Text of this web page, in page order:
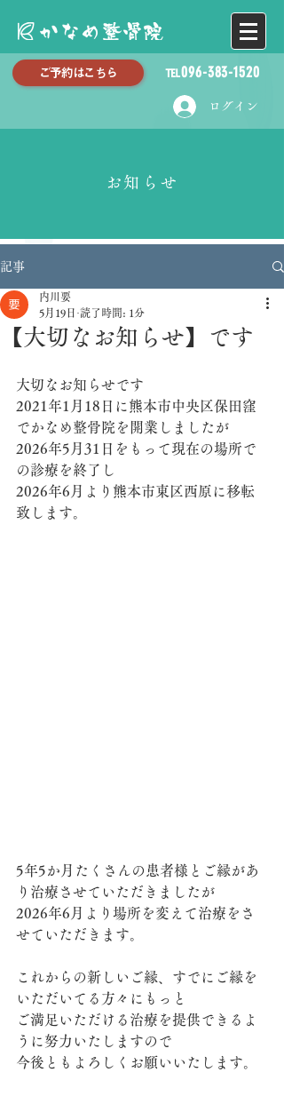
ご予約はこちら ℡096-383-1520
ログイン
お知らせ
記事
【大切なお知らせ】です
内川要
5月19日 読了時間: 1分
大切なお知らせです
2021年1月18日に熊本市中央区保田窪
でかなめ整骨院を開業しましたが
2026年5月31日をもって現在の場所で
の診療を終了し
2026年6月より熊本市東区西原に移転
致します。
5年5か月たくさんの患者様とご縁があ
り治療させていただきましたが
2026年6月より場所を変えて治療をさ
せていただきます。
これからの新しいご縁、すでにご縁を
いただいてる方々にもっと
ご満足いただける治療を提供できるよ
うに努力いたしますので
今後ともよろしくお願いいたします。